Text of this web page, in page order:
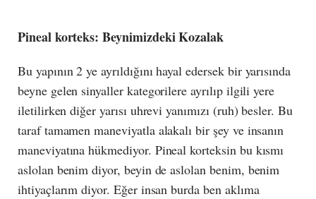
Pineal korteks: Beynimizdeki Kozalak
Bu yapının 2 ye ayrıldığını hayal edersek bir yarısında
beyne gelen sinyaller kategorilere ayrılıp ilgili yere
iletilirken diğer yarısı uhrevi yanımızı (ruh) besler. Bu
taraf tamamen maneviyatla alakalı bir şey ve insanın
maneviyatına hükmediyor. Pineal korteksin bu kısmı
aslolan benim diyor, beyin de aslolan benim, benim
ihtiyaçlarım diyor. Eğer insan burda ben aklıma